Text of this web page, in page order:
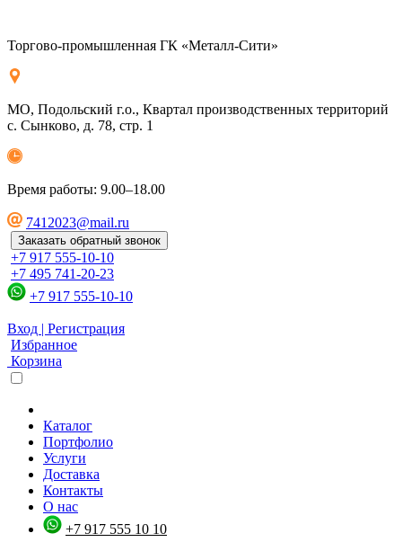
Торгово-промышленная ГК «Металл-Сити»
МО, Подольский г.о., Квартал производственных территорий
с. Сынково, д. 78, стр. 1
Время работы: 9.00–18.00
7412023@mail.ru
Заказать обратный звонок
+7 917 555-10-10
+7 495 741-20-23
+7 917 555-10-10
Вход | Регистрация
Избранное
Корзина
Каталог
Портфолио
Услуги
Доставка
Контакты
О нас
+7 917 555 10 10